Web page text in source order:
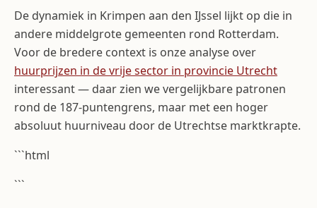
De dynamiek in Krimpen aan den IJssel lijkt op die in
andere middelgrote gemeenten rond Rotterdam.
Voor de bredere context is onze analyse over
huurprijzen in de vrije sector in provincie Utrecht
interessant — daar zien we vergelijkbare patronen
rond de 187-puntengrens, maar met een hoger
absoluut huurniveau door de Utrechtse marktkrapte.
```html
```